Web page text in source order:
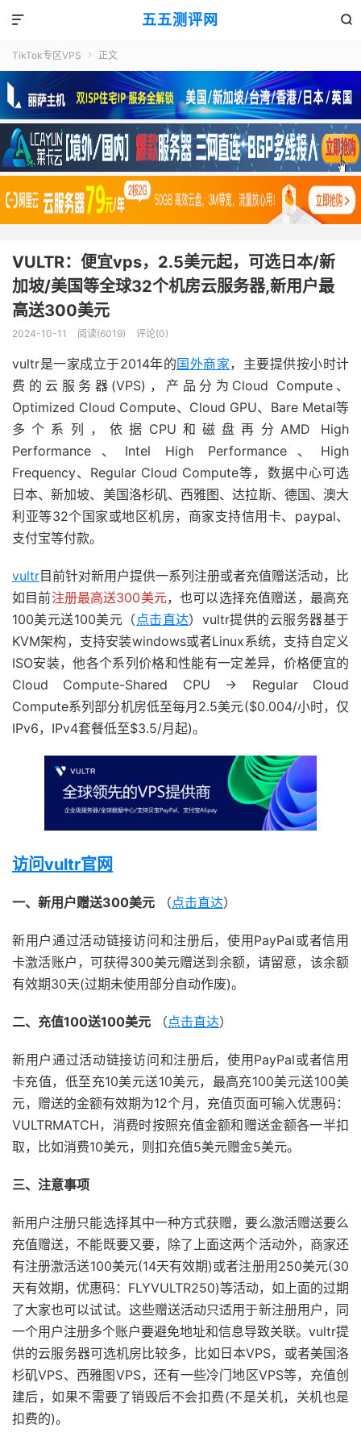
五五测评网 

TikTok专区VPS  正文
VULTR：便宜vps，2.5美元起，可选日本/新
加坡/美国等全球32个机房云服务器,新用户最
高送300美元
2024-10-11 阅读(6019) 评论(0)
vultr是一家成立于2014年的国外商家，主要提供按小时计
费的云服务器(VPS)，产品分为Cloud Compute、
Optimized Cloud Compute、Cloud GPU、Bare Metal等
多个系列，依据CPU和磁盘再分AMD High
Performance、Intel High Performance、High
Frequency、Regular Cloud Compute等，数据中心可选
日本、新加坡、美国洛杉矶、西雅图、达拉斯、德国、澳大
利亚等32个国家或地区机房，商家支持信用卡、paypal、
支付宝等付款。
vultr目前针对新用户提供一系列注册或者充值赠送活动，比
如目前注册最高送300美元，也可以选择充值赠送，最高充
100美元送100美元（ 点击直达）vultr提供的云服务器基于
KVM架构，支持安装windows或者Linux系统，支持自定义
ISO安装，他各个系列价格和性能有一定差异，价格便宜的
Cloud Compute-Shared CPU → Regular Cloud
Compute系列部分机房低至每月2.5美元($0.004/小时，仅
IPv6，IPv4套餐低至$3.5/月起)。
访问vultr官网
一、新用户赠送300美元 （点击直达）
新用户通过活动链接访问和注册后，使用PayPal或者信用
卡激活账户，可获得300美元赠送到余额，请留意，该余额
有效期30天(过期未使用部分自动作废)。
二、充值100送100美元 （点击直达）
新用户通过活动链接访问和注册后，使用PayPal或者信用
卡充值，低至充10美元送10美元，最高充100美元送100美
元，赠送的金额有效期为12个月，充值页面可输入优惠码：
VULTRMATCH，消费时按照充值金额和赠送金额各一半扣
取，比如消费10美元，则扣充值5美元赠金5美元。
三、注意事项
新用户注册只能选择其中一种方式获赠，要么激活赠送要么
充值赠送，不能既要又要，除了上面这两个活动外，商家还
有注册激活送100美元(14天有效期)或者注册用250美元(30
天有效期，优惠码：FLYVULTR250)等活动，如上面的过期
了大家也可以试试。这些赠送活动只适用于新注册用户，同
一个用户注册多个账户要避免地址和信息导致关联。vultr提
供的云服务器可选机房比较多，比如日本VPS，或者美国洛
杉矶VPS、西雅图VPS，还有一些冷门地区VPS等，充值创
建后，如果不需要了销毁后不会扣费(不是关机，关机也是
扣费的)。